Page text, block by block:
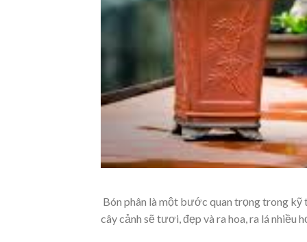
Bón phân là một bước quan trọng trong kỹ
cây cảnh sẽ tươi, đẹp và ra hoa, ra lá nhiều